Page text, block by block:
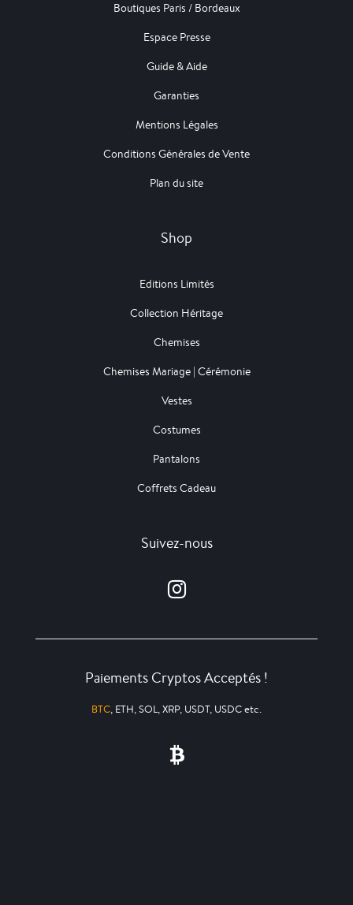
Boutiques Paris / Bordeaux
Espace Presse
Guide & Aide
Garanties
Mentions Légales
Conditions Générales de Vente
Plan du site
Shop
Editions Limités
Collection Héritage
Chemises
Chemises Mariage | Cérémonie
Vestes
Costumes
Pantalons
Coffrets Cadeau
Suivez-nous
Paiements Cryptos Acceptés !
BTC, ETH, SOL, XRP, USDT, USDC etc.